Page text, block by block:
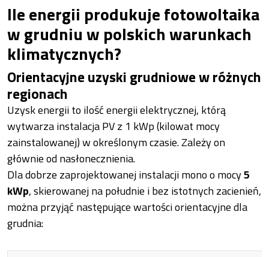
Ile energii produkuje fotowoltaika
w grudniu w polskich warunkach
klimatycznych?
Orientacyjne uzyski grudniowe w różnych
regionach
Uzysk energii to ilość energii elektrycznej, którą
wytwarza instalacja PV z 1 kWp (kilowat mocy
zainstalowanej) w określonym czasie. Zależy on
głównie od nasłonecznienia.
Dla dobrze zaprojektowanej instalacji mono o mocy5
kWp, skierowanej na południe i bez istotnych zacienień,
można przyjąć następujące wartości orientacyjne dla
grudnia: